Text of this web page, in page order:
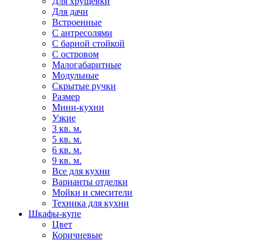
Для дачи
Встроенные
С антресолями
С барной стойкой
С островом
Малогабаритные
Модульные
Скрытые ручки
Размер
Мини-кухни
Узкие
3 кв. м.
5 кв. м.
6 кв. м.
9 кв. м.
Все для кухни
Варианты отделки
Мойки и смесители
Техника для кухни
Шкафы-купе
Цвет
Коричневые